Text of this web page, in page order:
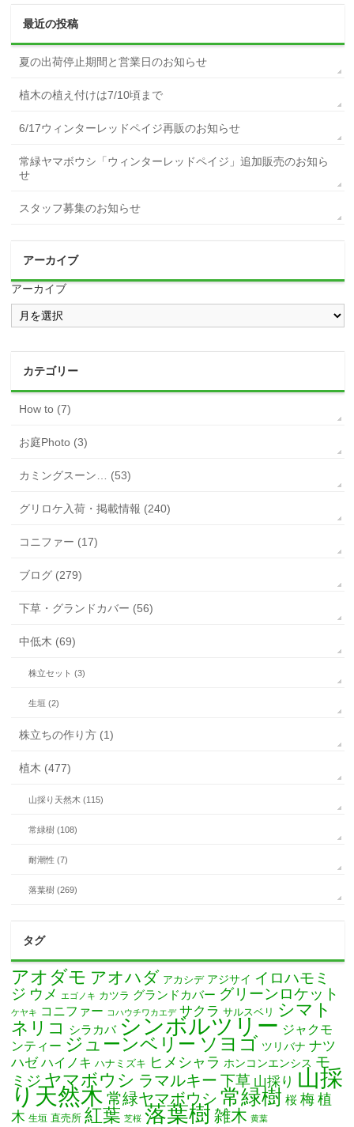
最近の投稿
夏の出荷停止期間と営業日のお知らせ
植木の植え付けは7/10頃まで
6/17ウィンターレッドペイジ再販のお知らせ
常緑ヤマボウシ「ウィンターレッドペイジ」追加販売のお知ら
せ
スタッフ募集のお知らせ
アーカイブ
アーカイブ
カテゴリー
How to (7)
お庭Photo (3)
カミングスーン… (53)
グリロケ入荷・掲載情報 (240)
コニファー (17)
ブログ (279)
下草・グランドカバー (56)
中低木 (69)
株立セット (3)
生垣 (2)
株立ちの作り方 (1)
植木 (477)
山採り天然木 (115)
常緑樹 (108)
耐潮性 (7)
落葉樹 (269)
タグ
アオダモ アオハダ アカシデ アジサイ イロハモミ
ジ ウメ エゴノキ カツラ グランドカバー グリーンロケット
ケヤキ コニファー コハウチワカエデ サクラ サルスベリ シマト
ネリコ
シラカバ シンボルツリー ジャクモ
ンティー ジューンベリー ソヨゴ ツリバナ ナツ
ハゼ ハイノキ ハナミズキ ヒメシャラ ホンコンエンシス モ
ミジ ヤマボウシ ラマルキー 下草 山採り 山採
り天然木 常緑ヤマボウシ 常緑樹 桜 梅 植
木 生垣 直売所 紅葉 芝桜 落葉樹 雑木 黄葉